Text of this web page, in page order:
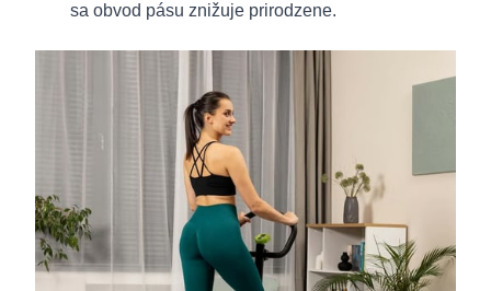
sa obvod pásu znižuje prirodzene.